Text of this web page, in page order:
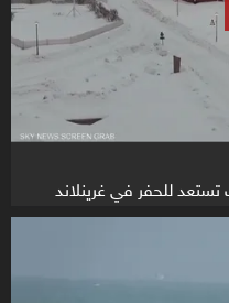
للحفر في غرينلاند